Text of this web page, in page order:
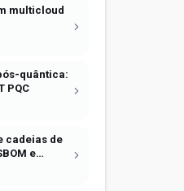
multicloud
quântica:
PQC
cadeias de
e